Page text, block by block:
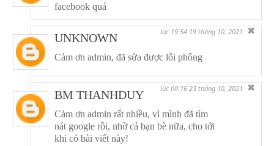
facebook quá
UNKNOWN lúc 19:54 19 tháng 10, 2021 ✖
Cảm ơn admin, đã sửa được lỗi phông
BM THANHDUY lúc 00:16 23 tháng 10, 2021 ✖
Cảm ơn admin rất nhiều, vì mình đã tìm
nát google rồi, nhờ cả bạn bè nữa, cho tới
khi có bài viết này!